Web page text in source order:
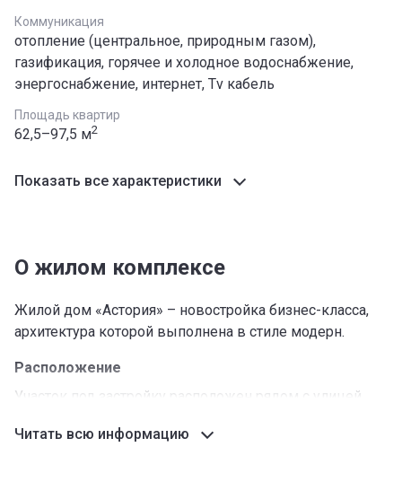
Коммуникация
отопление (центральное, природным газом),
газификация, горячее и холодное водоснабжение,
энергоснабжение, интернет, Тv кабель
Площадь квартир
62,5–97,5 м2
Показать все характеристики
О жилом комплексе
Жилой дом «Астория» – новостройка бизнес-класса,
архитектура которой выполнена в стиле модерн.
Расположение
Участок под застройку расположен рядом с улицей
Джантошева. Локация имеет ряд преимуществ, среди
Читать всю информацию